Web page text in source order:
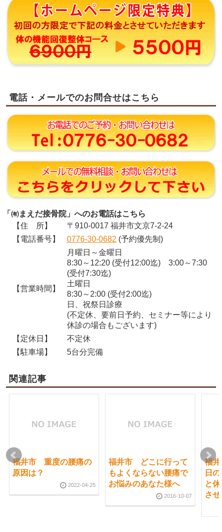
電話・メールでのお問合せはこちら
「㈲まえだ接骨院」へのお電話はこちら
【住 所】
〒910-0017 福井市文京7-2-24
【電話番号】
0776-30-0682 (予約優先制)
【営業時間】
月曜日～金曜日
8:30～12:20 (受付12:00迄) 3:00～7:30
(受付7:30迄)
土曜日
8:30～2:00 (受付2:00迄)
日、祝祭日診療
(不定休、要前日予約、セミナー等により
休診の場合もございます)
【定休日】
不定休
【駐車場】
5台分完備
関連記事
福井市 重度の腰痛の
原因は？
2022-04-25
福井市 どこに行って
もよくならない腰痛で
お悩みのあなた様へ
2016-10-07
福
日
と
さ